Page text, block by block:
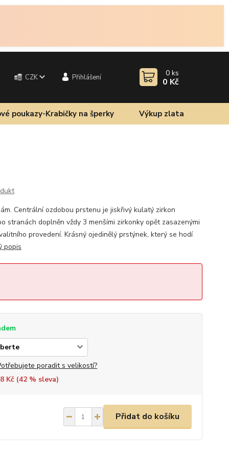
CZK Přihlášení 0 ks
0 Kč
poukazy-Krabičky na šperky Výkup zlata
Centrální ozdobou prstenu je jiskřivý kulatý zirkon
stranách doplněn vždy 3 menšími zirkonky opět zasazenými
provedení. Krásný ojedinělý prstýnek, který se hodí
popis
poradit s velikostí?
Kč (42% sleva)
Přidat do košíku